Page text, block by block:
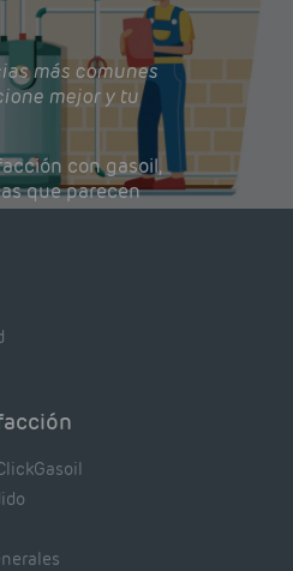
más comunes
mejor y tu
con gasoil,
que parecen
pueden estar
con lo que